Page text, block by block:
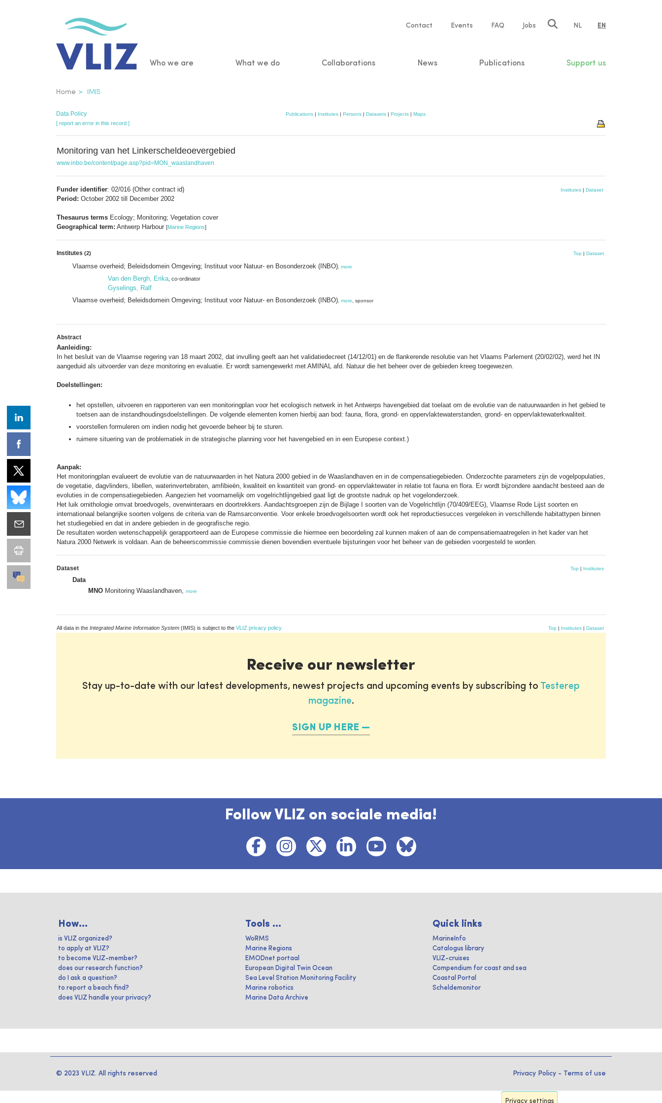
Service
Contact Events FAQ Jobs NL EN
Main
Who we are What we do Collaborations News Publications Support us
Breadcrumb
Home IMIS
Data Policy Publications | Institutes | Persons | Datasets | Projects | Maps
[ report an error in this record ]
Monitoring van het Linkerscheldeoevergebied
www.inbo.be/content/page.asp?pid=MON_waaslandhaven
Funder identifier: 02/016 (Other contract id)
Period: October 2002 till December 2002
Thesaurus terms Ecology; Monitoring; Vegetation cover
Geographical term: Antwerp Harbour [Marine Regions]
Institutes | Dataset
Institutes (2) Top | Dataset
Vlaamse overheid; Beleidsdomein Omgeving; Instituut voor Natuur- en Bosonderzoek (INBO) more
Van den Bergh, Erika , co-ordinator
Gyselings, Ralf
Vlaamse overheid; Beleidsdomein Omgeving; Instituut voor Natuur- en Bosonderzoek (INBO) more , sponsor
Abstract
Aanleiding:
In het besluit van de Vlaamse regering van 18 maart 2002, dat invulling geeft aan het validatiedecreet (14/12/01) en de flankerende resolutie van het Vlaams Parlement (20/02/02), werd het IN
aangeduid als uitvoerder van deze monitoring en evaluatie. Er wordt samengewerkt met AMINAL afd. Natuur die het beheer over de gebieden kreeg toegewezen.
Doelstellingen:
het opstellen, uitvoeren en rapporteren van een monitoringplan voor het ecologisch netwerk in het Antwerps havengebied dat toelaat om de evolutie van de natuurwaarden in het gebied te
toetsen aan de instandhoudingsdoelstellingen. De volgende elementen komen hierbij aan bod: fauna, flora, grond- en oppervlaktewaterstanden, grond- en oppervlaktewaterkwaliteit.
voorstellen formuleren om indien nodig het gevoerde beheer bij te sturen.
ruimere situering van de problematiek in de strategische planning voor het havengebied en in een Europese context.)
Aanpak:
Het monitoringplan evalueert de evolutie van de natuurwaarden in het Natura 2000 gebied in de Waaslandhaven en in de compensatiegebieden. Onderzochte parameters zijn de vogelpopulaties,
de vegetatie, dagvlinders, libellen, waterinvertebraten, amfibieën, kwaliteit en kwantiteit van grond- en oppervlaktewater in relatie tot fauna en flora. Er wordt bijzondere aandacht besteed aan de
evoluties in de compensatiegebieden. Aangezien het voornamelijk om vogelrichtlijngebied gaat ligt de grootste nadruk op het vogelonderzoek.
Het luik ornithologie omvat broedvogels, overwinteraars en doortrekkers. Aandachtsgroepen zijn de Bijlage I soorten van de Vogelrichtlijn (70/409/EEG), Vlaamse Rode Lijst soorten en
internationaal belangrijke soorten volgens de criteria van de Ramsarconventie. Voor enkele broedvogelsoorten wordt ook het reproductiesucces vergeleken in verschillende habitattypen binnen
het studiegebied en dat in andere gebieden in de geografische regio.
De resultaten worden wetenschappelijk gerapporteerd aan de Europese commissie die hiermee een beoordeling zal kunnen maken of aan de compensatiemaatregelen in het kader van het
Natura 2000 Netwerk is voldaan. Aan de beheerscommissie commissie dienen bovendien eventuele bijsturingen voor het beheer van de gebieden voorgesteld te worden.
Dataset Top | Institutes
Data
MNO Monitoring Waaslandhaven, more
All data in the Integrated Marine Information System (IMIS) is subject to the VLIZ privacy policy Top | Institutes | Dataset
Receive our newsletter
Stay up-to-date with our latest developments, newest projects and upcoming events by subscribing to Testerep
magazine.
SIGN UP HERE
Follow VLIZ on sociale media!
How...
is VLIZ organized?
to apply at VLIZ?
to become VLIZ-member?
does our research function?
do I ask a question?
to report a beach find?
does VLIZ handle your privacy?
Tools ...
WoRMS
Marine Regions
EMODnet portaal
European Digital Twin Ocean
Sea Level Station Monitoring Facility
Marine robotics
Marine Data Archive
Quick links
MarineInfo
Catalogus library
VLIZ-cruises
Compendium for coast and sea
Coastal Portal
Scheldemonitor
© 2023 VLIZ. All rights reserved Privacy Policy - Terms of use
Privacy settings